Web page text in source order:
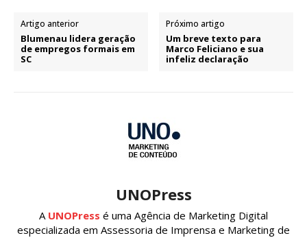
Artigo anterior
Blumenau lidera geração
de empregos formais em
SC
Próximo artigo
Um breve texto para
Marco Feliciano e sua
infeliz declaração
UNOPress
A UNOPress é uma Agência de Marketing Digital
especializada em Assessoria de Imprensa e Marketing de